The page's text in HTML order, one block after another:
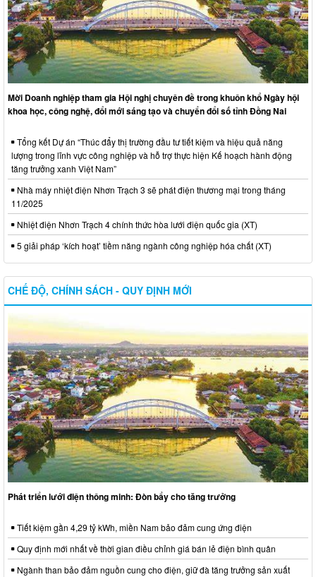
Mời Doanh nghiệp tham gia Hội nghị chuyên đề trong khuôn khổ Ngày hội
khoa học, công nghệ, đổi mới sáng tạo và chuyển đổi số tỉnh Đồng Nai
Tổng kết Dự án “Thúc đẩy thị trường đầu tư tiết kiệm và hiệu quả năng
lượng trong lĩnh vực công nghiệp và hỗ trợ thực hiện Kế hoạch hành động
tăng trưởng xanh Việt Nam”
Nhà máy nhiệt điện Nhơn Trạch 3 sẽ phát điện thương mại trong tháng
11/2025
Nhiệt điện Nhơn Trạch 4 chính thức hòa lưới điện quốc gia (XT)
5 giải pháp ‘kích hoạt’ tiềm năng ngành công nghiệp hóa chất (XT)
CHẾ ĐỘ, CHÍNH SÁCH - QUY ĐỊNH MỚI
Phát triển lưới điện thông minh: Đòn bẩy cho tăng trưởng
Tiết kiệm gần 4,29 tỷ kWh, miền Nam bảo đảm cung ứng điện
Quy định mới nhất về thời gian điều chỉnh giá bán lẻ điện bình quân
Ngành than bảo đảm nguồn cung cho điện, giữ đà tăng trưởng sản xuất